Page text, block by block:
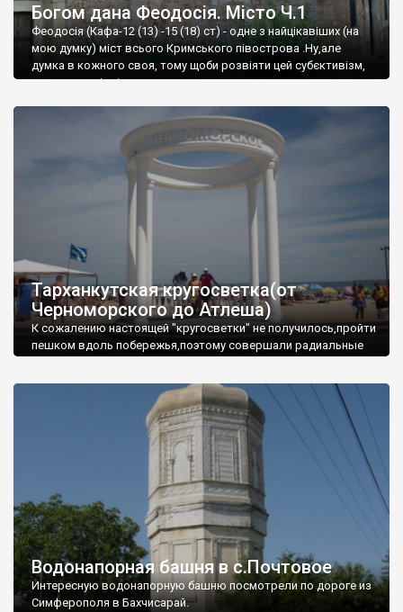
Богом дана Феодосія. Місто Ч.1
Феодосія (Кафа-12 (13) -15 (18) ст) - одне з найцікавіших (на
мою думку) міст всього Кримського півострова .Ну,але
думка в кожного своя, тому щоби розвіяти цей субєктивізм,
запрошую відвідати це
Тарханкутская кругосветка(от
Черноморского до Атлеша)
К сожалению настоящей "кругосветки" не получилось,пройти
пешком вдоль побережья,поэтому совершали радиальные
Водонапорная башня в с.Почтовое
Интересную водонапорную башню посмотрели по дороге из
Симферополя в Бахчисарай.